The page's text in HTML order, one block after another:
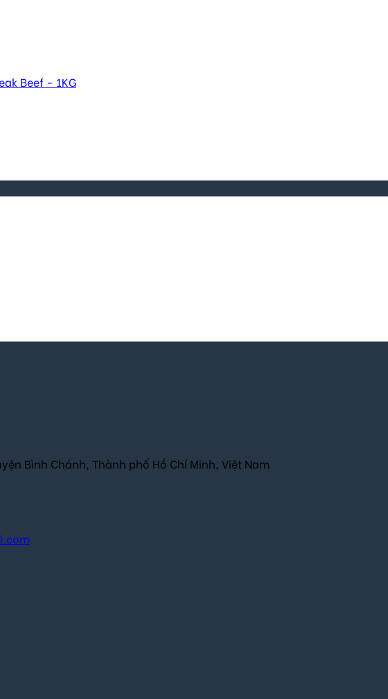
Beef - 1KG
Bình Chánh, Thành phố Hồ Chí Minh, Việt Nam